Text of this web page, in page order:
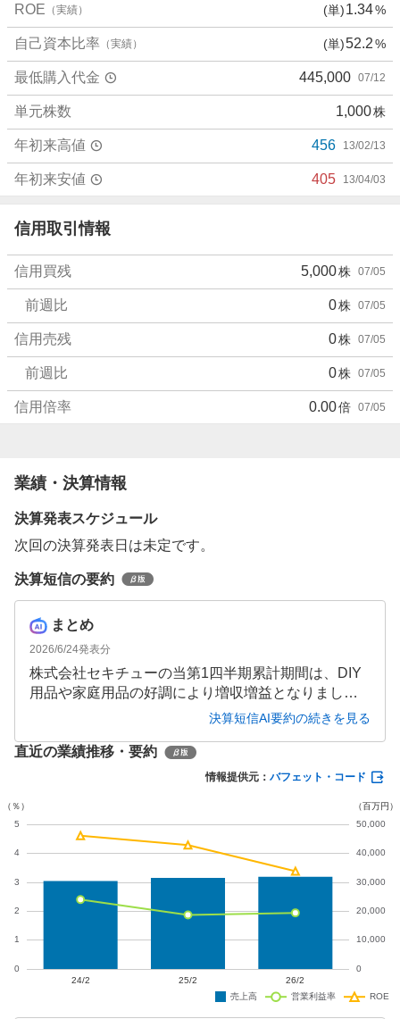
ROE （実績） (単)1.34%
自己資本比率 （実績） (単)52.2%
最低購入代金 445,000 07/12
単元株数 1,000株
年初来高値 456 13/02/13
年初来安値 405 13/04/03
信用取引情報
信用買残 5,000株 07/05
前週比 0株 07/05
信用売残 0株 07/05
前週比 0株 07/05
信用倍率 0.00倍 07/05
業績・決算情報
決算発表スケジュール
次回の決算発表日は未定です。
決算短信の要約
まとめ
2026/6/24発表分
株式会社セキチューの当第1四半期累計期間は、DIY
用品や家庭用品の好調により増収増益となりまし
た。営業収益は80億7,600万円（前年同期比3.3％
幅に伸長しています。しかし、通期業績予想では減
収減益を見込んでおり、今後の経営環境の変化に注
決算短信AI要約の続きを見る
直近の業績推移・要約
情報提供元： バフェット・コード